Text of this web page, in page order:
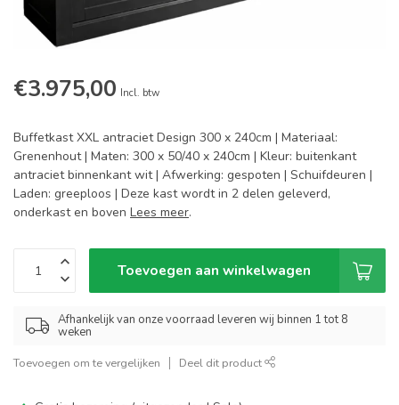
€3.975,00 Incl. btw
Buffetkast XXL antraciet Design 300 x 240cm | Materiaal:
Grenenhout | Maten: 300 x 50/40 x 240cm | Kleur: buitenkant
antraciet binnenkant wit | Afwerking: gespoten | Schuifdeuren |
Laden: greeploos | Deze kast wordt in 2 delen geleverd,
onderkast en boven Lees meer.
Toevoegen aan winkelwagen
Afhankelijk van onze voorraad leveren wij binnen 1 tot 8
weken
Toevoegen om te vergelijken Deel dit product